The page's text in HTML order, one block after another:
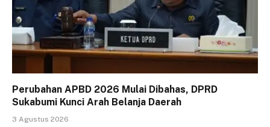
Perubahan APBD 2026 Mulai Dibahas, DPRD
Sukabumi Kunci Arah Belanja Daerah
3 Agustus 2026